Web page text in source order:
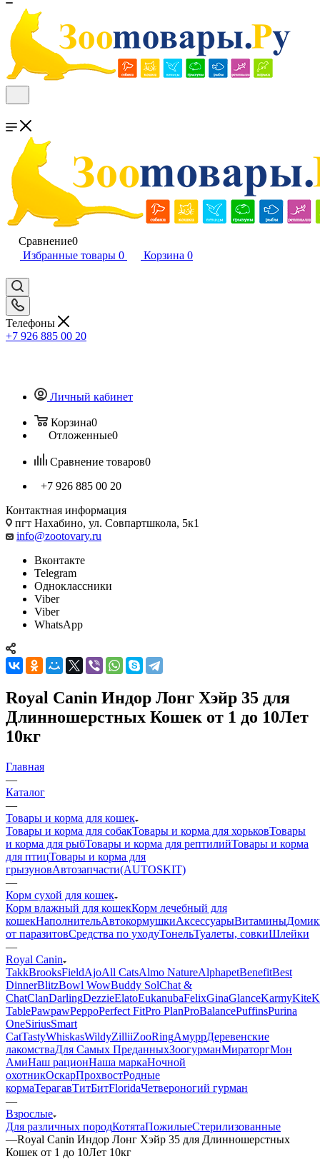
Сравнение0
Избранные товары 0 Корзина 0
Телефоны
+7 926 885 00 20
Личный кабинет
Корзина0
Отложенные0
Сравнение товаров0
+7 926 885 00 20
Контактная информация
пгт Нахабино, ул. Совпартшкола, 5к1
info@zootovary.ru
Вконтакте
Telegram
Одноклассники
Viber
Viber
WhatsApp
Royal Canin Индор Лонг Хэйр 35 для
Длинношерстных Кошек от 1 до 10Лет
10кг
Главная
—
Каталог
—
Товары и корма для кошек
Товары и корма для собакТовары и корма для хорьковТовары
и корма для рыбТовары и корма для рептилийТовары и корма
для птицТовары и корма для
грызуновАвтозапчасти(AUTOSKIT)
—
Корм сухой для кошек
Корм влажный для кошекКорм лечебный для
кошекНаполнительАвтокормушкиАксессуарыВитамины
от паразитовСредства по уходуТонельТуалеты, совкиШлейки
—
Royal Canin
TakkBrooksFieldAjoAll CatsAlmo NatureAlphapetBenefitBest
DinnerBlitzBowl WowBuddy SolChat &
ChatClanDarlingDezzieElatoEukanubaFelixGinaGlanceKarmy
TablePawpawPeppoPerfect FitPro PlanProBalancePuffinsPurina
OneSiriusSmart
CatTastyWhiskasWildyZilliiZooRingАмуррДеревенские
лакомстваДля Самых ПреданныхЗоогурманМираторгМон
АмиНаш рационНаша маркаНочной
охотникОскарПрохвостРодные
кормаТерагавТитБитFloridaЧетвероногий гурман
—
Взрослые
Для различных породКотятаПожилыеСтерилизованные
—Royal Canin Индор Лонг Хэйр 35 для Длинношерстных
Кошек от 1 до 10Лет 10кг